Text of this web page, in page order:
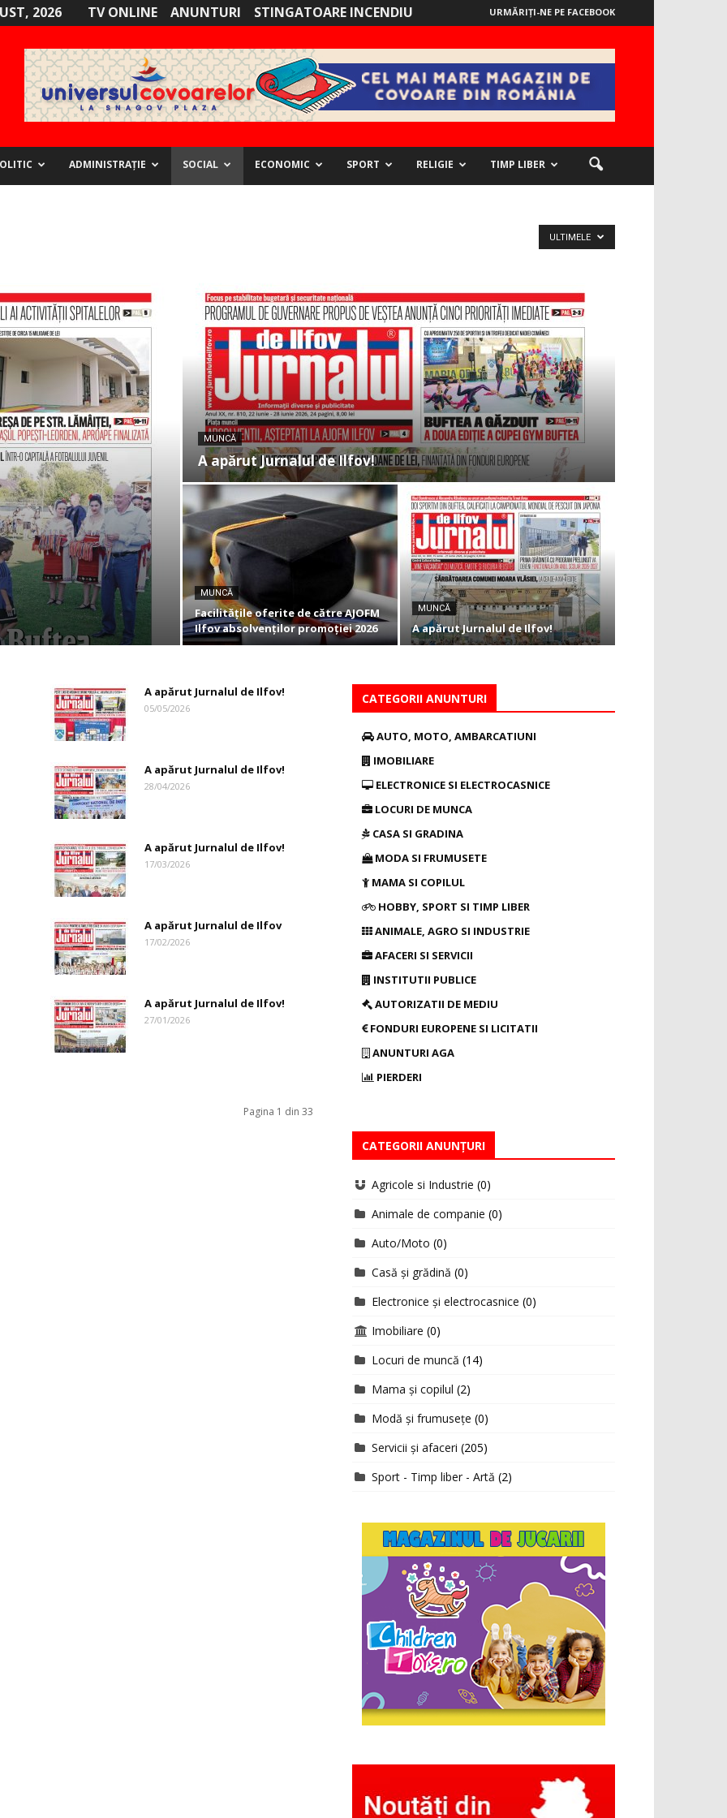
2026 TV ONLINE ANUNTURI STINGATOARE INCENDIU URMĂRIȚI-NE PE FACEBOOK
ADMINISTRAȚIE SOCIAL ECONOMIC SPORT RELIGIE TIMP LIBER
ULTIMELE
MUNCĂ
A apărut Jurnalul de Ilfov!
MUNCĂ
Facilitățile oferite de către AJOFM
Ilfov absolvenților promoției 2026
MUNCĂ
A apărut Jurnalul de Ilfov!
A apărut Jurnalul de Ilfov!
05/05/2026
A apărut Jurnalul de Ilfov!
28/04/2026
A apărut Jurnalul de Ilfov!
17/03/2026
A apărut Jurnalul de Ilfov
17/02/2026
A apărut Jurnalul de Ilfov!
27/01/2026
Pagina 1 din 33
CATEGORII ANUNTURI
AUTO, MOTO, AMBARCATIUNI
IMOBILIARE
ELECTRONICE SI ELECTROCASNICE
LOCURI DE MUNCA
CASA SI GRADINA
MODA SI FRUMUSETE
MAMA SI COPILUL
HOBBY, SPORT SI TIMP LIBER
ANIMALE, AGRO SI INDUSTRIE
AFACERI SI SERVICII
INSTITUTII PUBLICE
AUTORIZATII DE MEDIU
FONDURI EUROPENE SI LICITATII
ANUNTURI AGA
PIERDERI
CATEGORII ANUNȚURI
Agricole si Industrie (0)
Animale de companie (0)
Auto/Moto (0)
Casă și grădină (0)
Electronice și electrocasnice (0)
Imobiliare (0)
Locuri de muncă (14)
Mama și copilul (2)
Modă și frumusețe (0)
Servicii și afaceri (205)
Sport - Timp liber - Artă (2)